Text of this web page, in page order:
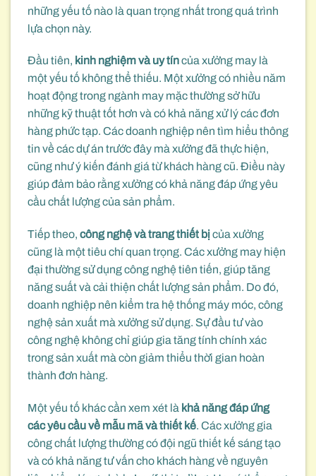
những yếu tố nào là quan trọng nhất trong quá trình
lựa chọn này.
Đầu tiên, kinh nghiệm và uy tíncủa xưởng may là
một yếu tố không thể thiếu. Một xưởng có nhiều năm
hoạt động trong ngành may mặc thường sở hữu
những kỹ thuật tốt hơn và có khả năng xử lý các đơn
hàng phức tạp. Các doanh nghiệp nên tìm hiểu thông
tin về các dự án trước đây mà xưởng đã thực hiện,
cũng như ý kiến đánh giá từ khách hàng cũ. Điều này
giúp đảm bảo rằng xưởng có khả năng đáp ứng yêu
cầu chất lượng của sản phẩm.
Tiếp theo, công nghệ và trang thiết bịcủa xưởng
cũng là một tiêu chí quan trọng. Các xưởng may hiện
đại thường sử dụng công nghệ tiên tiến, giúp tăng
năng suất và cải thiện chất lượng sản phẩm. Do đó,
doanh nghiệp nên kiểm tra hệ thống máy móc, công
nghệ sản xuất mà xưởng sử dụng. Sự đầu tư vào
công nghệ không chỉ giúp gia tăng tính chính xác
trong sản xuất mà còn giảm thiểu thời gian hoàn
thành đơn hàng.
Một yếu tố khác cần xem xét là khả năng đáp ứng
các yêu cầu về mẫu mã và thiết kế. Các xưởng gia
công chất lượng thường có đội ngũ thiết kế sáng tạo
và có khả năng tư vấn cho khách hàng về nguyên